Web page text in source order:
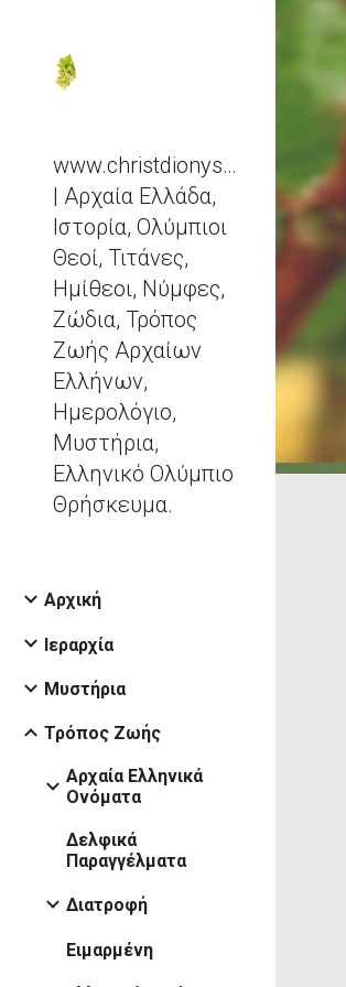
www.christdionysos.com
| Αρχαία Ελλάδα,
Ιστορία, Ολύμπιοι
Θεοί, Τιτάνες,
Ημίθεοι, Νύμφες,
Ζώδια, Τρόπος
Ζωής Αρχαίων
Ελλήνων,
Ημερολόγιο,
Μυστήρια,
Ελληνικό Ολύμπιο
Θρήσκευμα.
Αρχική
Ιεραρχία
Μυστήρια
Τρόπος Ζωής
Αρχαία Ελληνικά
Ονόματα
Δελφικά
Παραγγέλματα
Διατροφή
Ειμαρμένη